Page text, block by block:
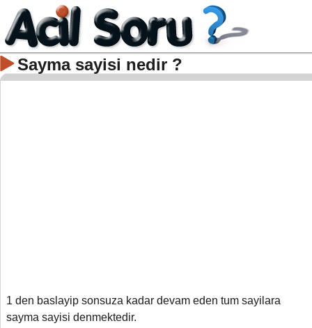
Sayma sayisi nedir ?
1 den baslayip sonsuza kadar devam eden tum sayilara
sayma sayisi denmektedir.